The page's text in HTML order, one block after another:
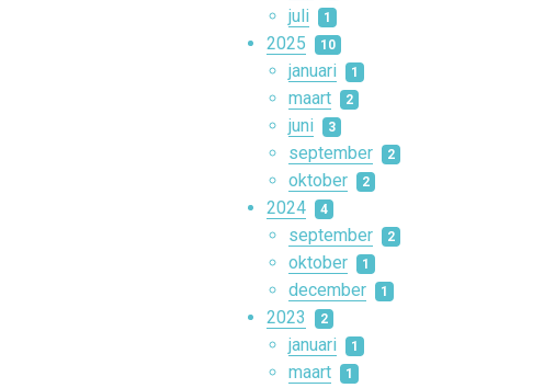
juli 1
2025 10
januari 1
maart 2
juni 3
september 2
oktober 2
2024 4
september 2
oktober 1
december 1
2023 2
januari 1
maart 1